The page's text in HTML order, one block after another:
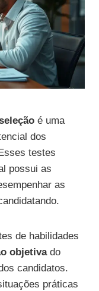
é uma
dos
testes
possui as
as
de habilidades
objetivado
candidatos.
práticas